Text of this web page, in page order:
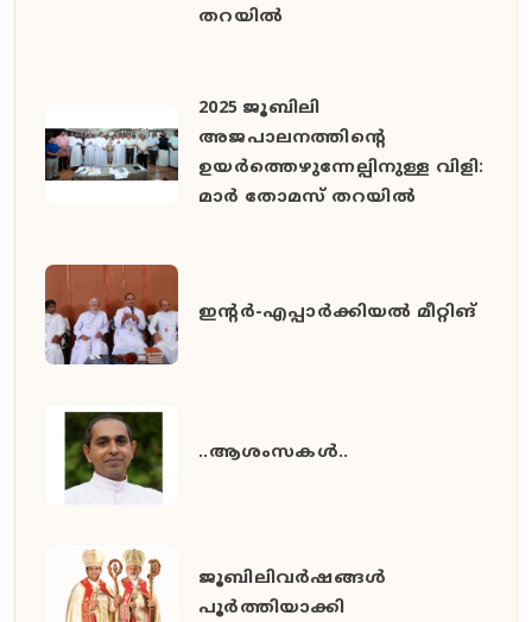
തറയിൽ
2025 ജൂബിലി
അജപാലനത്തിന്റെ
ഉയർത്തെഴുന്നേല്പിനുള്ള വിളി:
മാർ തോമസ് തറയിൽ
ഇൻ്റർ-എപ്പാർക്കിയൽ മീറ്റിങ്
..ആശംസകൾ..
ജൂബിലിവർഷങ്ങൾ
പൂർത്തിയാക്കി